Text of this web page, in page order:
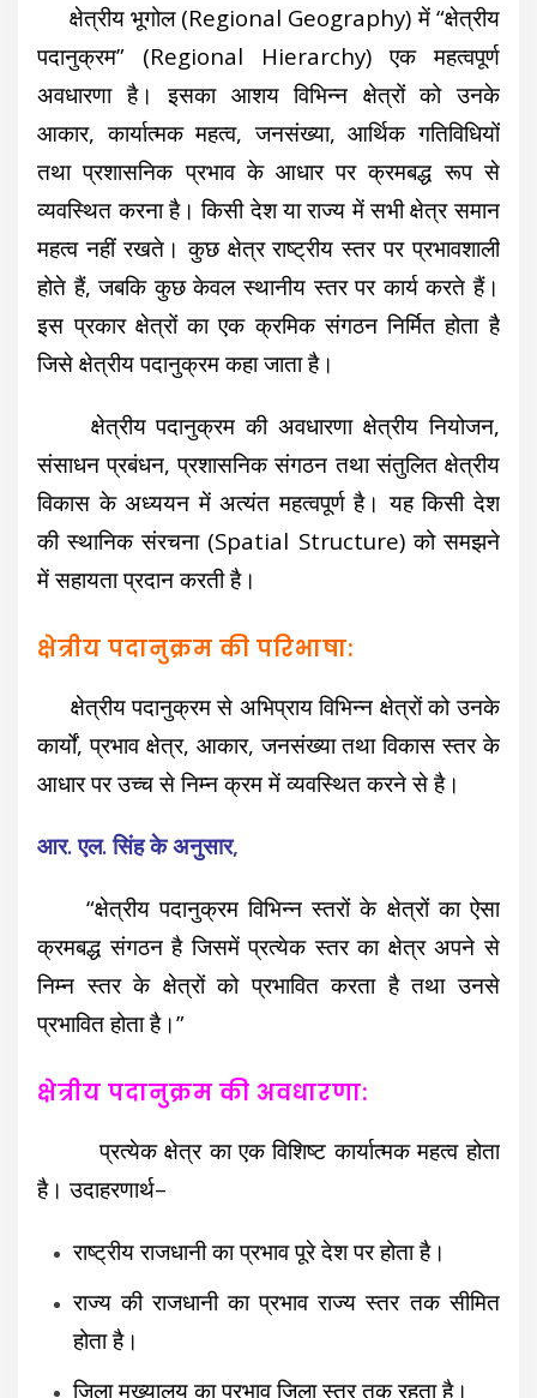
क्षेत्रीय भूगोल (Regional Geography) में “क्षेत्रीय
पदानुक्रम” (Regional Hierarchy) एक महत्वपूर्ण
अवधारणा है। इसका आशय विभिन्न क्षेत्रों को उनके
आकार, कार्यात्मक महत्व, जनसंख्या, आर्थिक गतिविधियों
तथा प्रशासनिक प्रभाव के आधार पर क्रमबद्ध रूप से
व्यवस्थित करना है। किसी देश या राज्य में सभी क्षेत्र समान
महत्व नहीं रखते। कुछ क्षेत्र राष्ट्रीय स्तर पर प्रभावशाली
होते हैं, जबकि कुछ केवल स्थानीय स्तर पर कार्य करते हैं।
इस प्रकार क्षेत्रों का एक क्रमिक संगठन निर्मित होता है
जिसे क्षेत्रीय पदानुक्रम कहा जाता है।
क्षेत्रीय पदानुक्रम की अवधारणा क्षेत्रीय नियोजन,
संसाधन प्रबंधन, प्रशासनिक संगठन तथा संतुलित क्षेत्रीय
विकास के अध्ययन में अत्यंत महत्वपूर्ण है। यह किसी देश
की स्थानिक संरचना (Spatial Structure) को समझने
में सहायता प्रदान करती है।
क्षेत्रीय पदानुक्रम की परिभाषा:
क्षेत्रीय पदानुक्रम से अभिप्राय विभिन्न क्षेत्रों को उनके
कार्यों, प्रभाव क्षेत्र, आकार, जनसंख्या तथा विकास स्तर के
आधार पर उच्च से निम्न क्रम में व्यवस्थित करने से है।
आर. एल. सिंह के अनुसार,
“क्षेत्रीय पदानुक्रम विभिन्न स्तरों के क्षेत्रों का ऐसा
क्रमबद्ध संगठन है जिसमें प्रत्येक स्तर का क्षेत्र अपने से
निम्न स्तर के क्षेत्रों को प्रभावित करता है तथा उनसे
प्रभावित होता है।”
क्षेत्रीय पदानुक्रम की अवधारणा:
प्रत्येक क्षेत्र का एक विशिष्ट कार्यात्मक महत्व होता
है। उदाहरणार्थ–
राष्ट्रीय राजधानी का प्रभाव पूरे देश पर होता है।
राज्य की राजधानी का प्रभाव राज्य स्तर तक सीमित
होता है।
जिला मुख्यालय का प्रभाव जिला स्तर तक रहता है।